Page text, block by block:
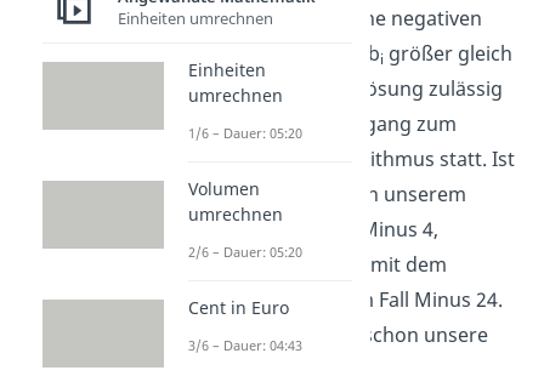
Pivotzeile z. Gibt es keine negativen
rechten Seiten, also ist bi größer gleich
0, ist die aktuelle Basislösung zulässig
und es findet der Übergang zum
primalen Simplex-Algorithmus statt. Ist
dies nicht der Fall, wie in unserem
Beispiel Minus 24 und Minus 4,
markieren wir die Zeile mit dem
kleinsten bi, in unserem Fall Minus 24.
Damit haben wir auch schon unsere
Pivotzeile gefunden!
Einheiten umrechnen
Einheiten
umrechnen
1/6 – Dauer: 05:20
Volumen
umrechnen
2/6 – Dauer: 05:20
Cent in Euro
3/6 – Dauer: 04:43